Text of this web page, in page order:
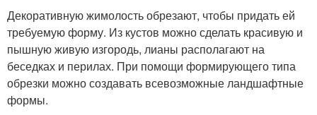
Декоративную жимолость обрезают, чтобы придать ей
требуемую форму. Из кустов можно сделать красивую и
пышную живую изгородь, лианы располагают на
беседках и перилах. При помощи формирующего типа
обрезки можно создавать всевозможные ландшафтные
формы.